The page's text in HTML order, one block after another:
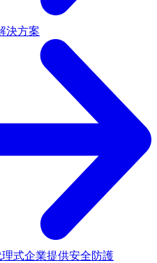
決方案
式企業提供安全防護